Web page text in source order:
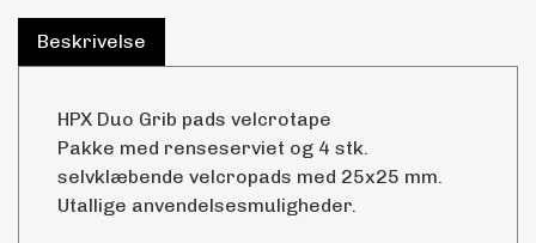
Beskrivelse
HPX Duo Grib pads velcrotape
Pakke med renseserviet og 4 stk.
selvklæbende velcropads med 25x25 mm.
Utallige anvendelsesmuligheder.